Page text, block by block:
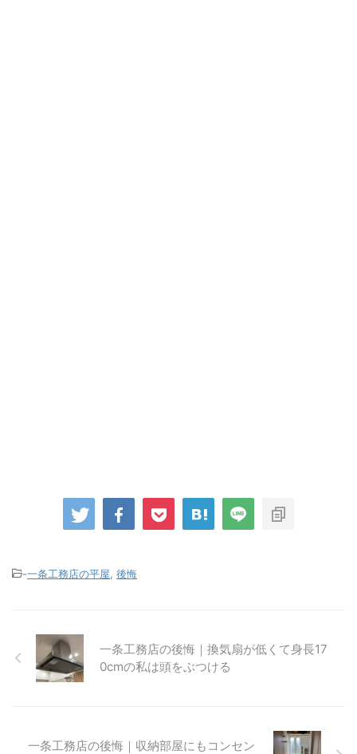
-一条工務店の平屋 後悔
一条工務店の後悔｜換気扇が低くて身長17
0cmの私は頭をぶつける
一条工務店の後悔｜収納部屋にもコンセン